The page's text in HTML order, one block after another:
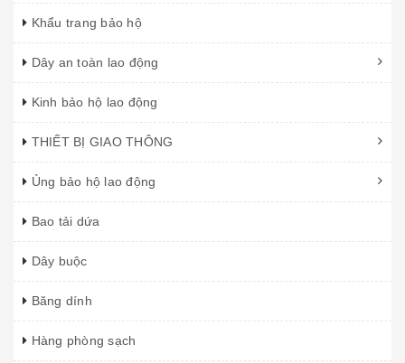
Khẩu trang bảo hộ
Dây an toàn lao động
Kinh bảo hộ lao động
THIẾT BỊ GIAO THÔNG
Ủng bảo hộ lao động
Bao tải dứa
Dây buộc
Băng dính
Hàng phòng sạch